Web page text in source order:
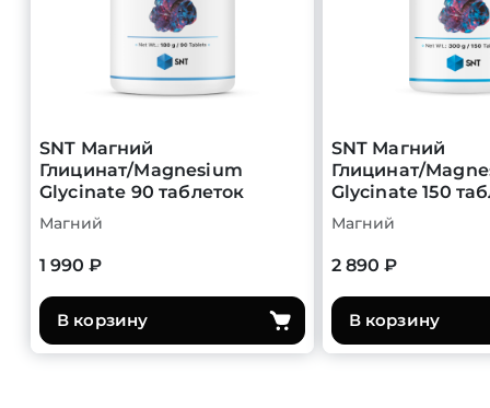
SNT Магний
Глицинат/Magnesium
Glycinate 90 таблеток
Магний
1 990 ₽
В корзину
SNT Магний
Глицинат/
Glycinate 150
Магний
2 890 ₽
В корзину